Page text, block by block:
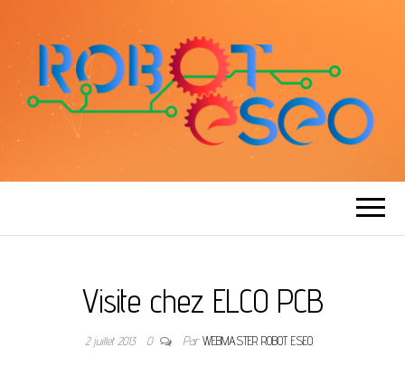
ROBOT ESEO
Visite chez ELCO PCB
2 juillet 2013 0 ParWEBMASTER ROBOT ESEO